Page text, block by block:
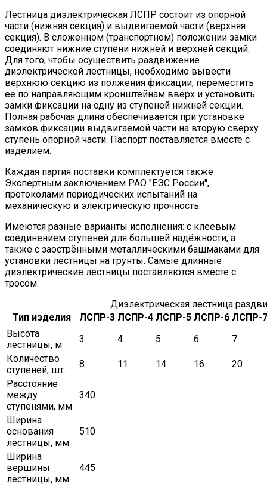
Лестница диэлектрическая ЛСПР состоит из опорной
части (нижняя секция) и выдвигаемой части (верхняя
секция). В сложенном (транспортном) положении замки
соединяют нижние ступени нижней и верхней секций.
Для того, чтобы осуществить раздвижение
диэлектрической лестницы, необходимо вывести
верхнюю секцию из полжения фиксации, переместить
ее по направляющим кронштейнам вверх и установить
замки фиксации на одну из ступеней нижней секции.
Полная рабочая длина обеспечивается при установке
замков фиксации выдвигаемой части на вторую сверху
ступень опорной части. Паспорт поставляется вместе с
изделием.
Каждая партия поставки комплектуется также
Экспертным заключением РАО "ЕЭС России",
протоколами периодических испытаний на
механическую и электрическую прочность.
Имеются разные варианты исполнения: с клеевым
соединением ступеней для большей надёжности, а
также с заострёнными металлическими башмаками для
установки лестницы на грунты. Самые длинные
диэлектрические лестницы поставляются вместе с
тросом.
Диэлектрическая лестница
Тип изделия
ЛСПР-3 ЛСПР-4 ЛСПР-5 ЛСПР-6 ЛСПР-7
Высота
лестницы, м
3 4 5 6
7
Количество
ступеней, шт.
8 11 14 16
20
Расстояние
между
ступенями, мм
340
Ширина
основания
лестницы, мм
510
Ширина
вершины
лестницы, мм
445